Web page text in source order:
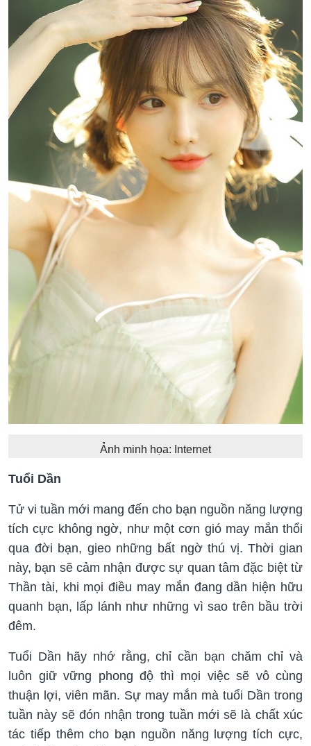
Ảnh minh họa: Internet
Tuổi Dần
Tử vi tuần mới mang đến cho bạn nguồn năng lượng
tích cực không ngờ, như một cơn gió may mắn thổi
qua đời bạn, gieo những bất ngờ thú vị. Thời gian
này, bạn sẽ cảm nhận được sự quan tâm đặc biệt từ
Thần tài, khi mọi điều may mắn đang dần hiện hữu
quanh bạn, lấp lánh như những vì sao trên bầu trời
đêm.
Tuổi Dần hãy nhớ rằng, chỉ cần bạn chăm chỉ và
luôn giữ vững phong độ thì mọi việc sẽ vô cùng
thuận lợi, viên mãn. Sự may mắn mà tuổi Dần trong
tuần này sẽ đón nhận trong tuần mới sẽ là chất xúc
tác tiếp thêm cho bạn nguồn năng lượng tích cực,